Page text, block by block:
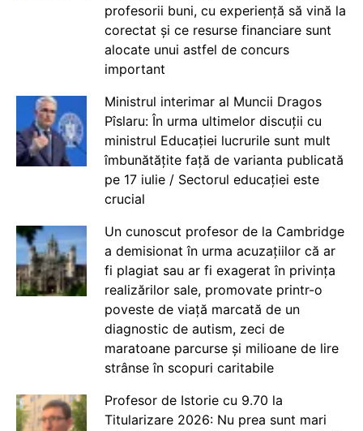
profesorii buni, cu experiență să vină la
corectat și ce resurse financiare sunt
alocate unui astfel de concurs
important
Ministrul interimar al Muncii Dragos
Pîslaru: În urma ultimelor discuții cu
ministrul Educației lucrurile sunt mult
îmbunătățite față de varianta publicată
pe 17 iulie / Sectorul educației este
crucial
Un cunoscut profesor de la Cambridge
a demisionat în urma acuzațiilor că ar
fi plagiat sau ar fi exagerat în privința
realizărilor sale, promovate printr-o
poveste de viață marcată de un
diagnostic de autism, zeci de
maratoane parcurse și milioane de lire
strânse în scopuri caritabile
Profesor de Istorie cu 9.70 la
Titularizare 2026: Nu prea sunt mari